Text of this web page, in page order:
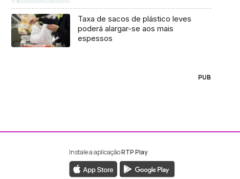
Taxa de sacos de plástico leves
poderá alargar-se aos mais
espessos
PUB
da RTP Madeira
da RTP Madeira
Instale a aplicaçãoRTP Play